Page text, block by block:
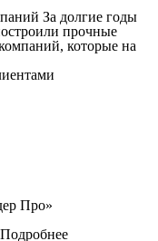
За долгие годы
прочные
которые на
Про»
Подробнее